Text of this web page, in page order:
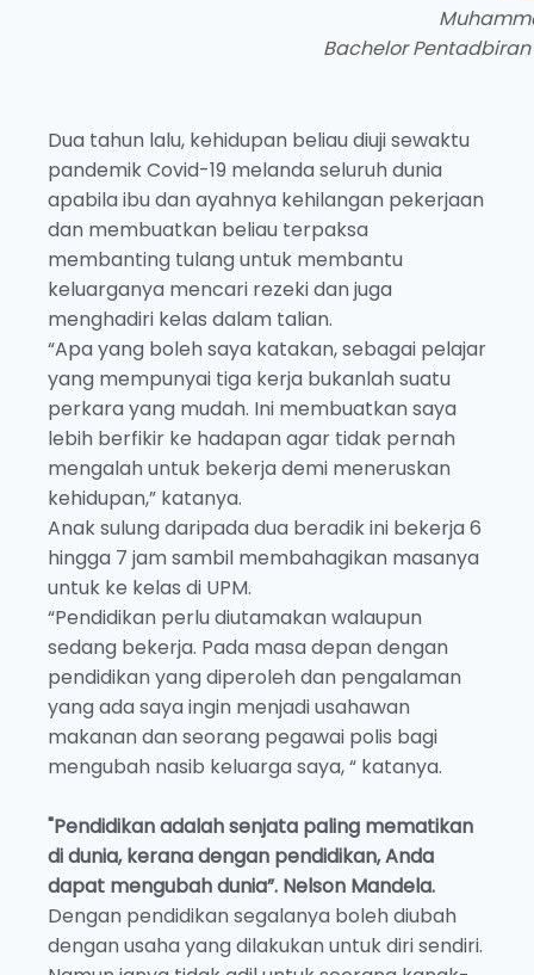
Bachelor
Dua tahun lalu, kehidupan beliau diuji sewaktu
pandemik Covid-19 melanda seluruh dunia
apabila ibu dan ayahnya kehilangan pekerjaan
dan membuatkan beliau terpaksa
membanting tulang untuk membantu
keluarganya mencari rezeki dan juga
menghadiri kelas dalam talian.
“Apa yang boleh saya katakan, sebagai pelajar
yang mempunyai tiga kerja bukanlah suatu
perkara yang mudah. Ini membuatkan saya
lebih berfikir ke hadapan agar tidak pernah
mengalah untuk bekerja demi meneruskan
kehidupan,” katanya.
Anak sulung daripada dua beradik ini bekerja 6
hingga 7 jam sambil membahagikan masanya
untuk ke kelas di UPM.
“Pendidikan perlu diutamakan walaupun
sedang bekerja. Pada masa depan dengan
pendidikan yang diperoleh dan pengalaman
yang ada saya ingin menjadi usahawan
makanan dan seorang pegawai polis bagi
mengubah nasib keluarga saya, “ katanya.
"Pendidikan adalah senjata paling mematikan
di dunia, kerana dengan pendidikan, Anda
dapat mengubah dunia”. Nelson Mandela.
Dengan pendidikan segalanya boleh diubah
dengan usaha yang dilakukan untuk diri sendiri.